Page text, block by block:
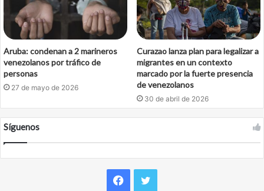
Aruba: condenan a 2 marineros
venezolanos por tráfico de
personas
27 de mayo de 2026
Curazao lanza plan para legalizar a
migrantes en un contexto
marcado por la fuerte presencia
de venezolanos
30 de abril de 2026
Síguenos
Facebook
Twitter